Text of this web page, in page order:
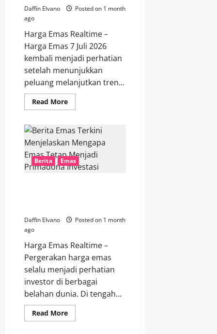
Daffin Elvano
Posted on 1 month
ago
Harga Emas Realtime –
Harga Emas 7 Juli 2026
kembali menjadi perhatian
setelah menunjukkan
peluang melanjutkan tren...
Read MoreRead
more
Emas
7
Juli
2026
Berpeluang
Melanjutkan
Kenaikan
Berita Emas
Daffin Elvano
Posted on 1 month
ago
Harga Emas Realtime –
Pergerakan harga emas
selalu menjadi perhatian
investor di berbagai
belahan dunia. Di tengah...
Read MoreRead
more